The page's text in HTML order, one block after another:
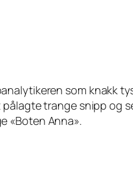
som knakk
trange snipp og
«Boten Anna».